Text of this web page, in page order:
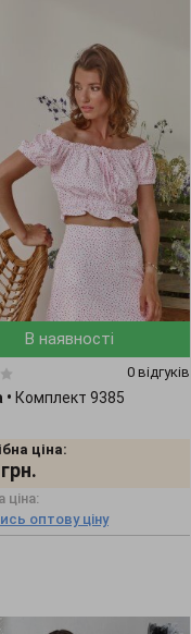
В наявності
0 відгуків
• Комплект 9385
ціна:
грн.
ціна:
оптову ціну